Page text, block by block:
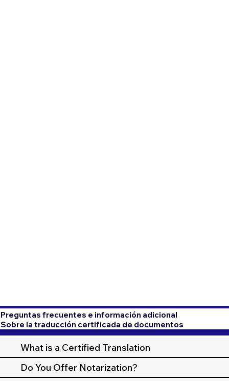
Preguntas frecuentes e información adicional
Sobre la traducción certificada de documentos
What is a Certified Translation
Do You Offer Notarization?